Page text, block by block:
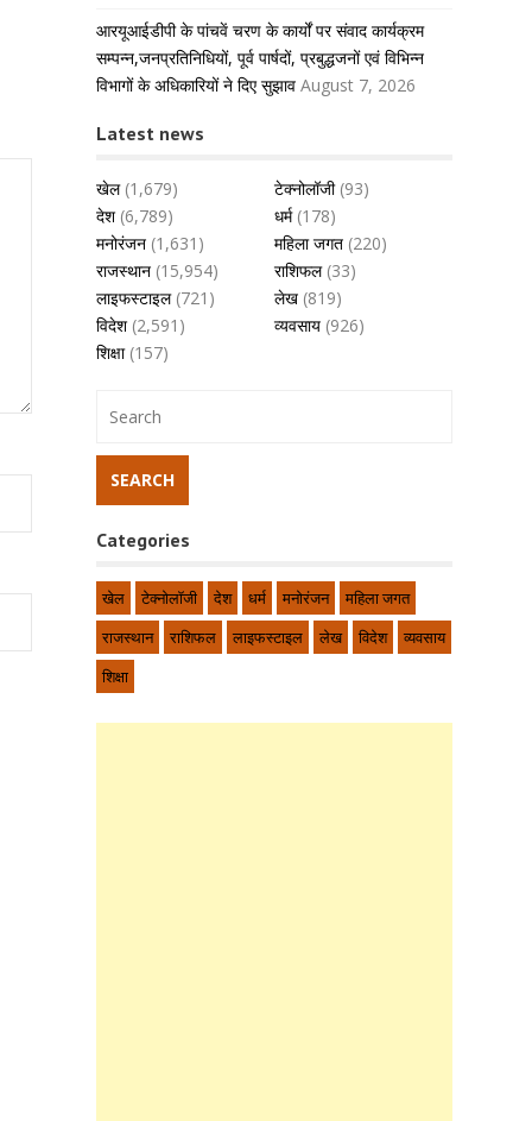
आरयूआईडीपी के पांचवें चरण के कार्यों पर संवाद कार्यक्रम
सम्पन्न,जनप्रतिनिधियों, पूर्व पार्षदों, प्रबुद्धजनों एवं विभिन्न
विभागों के अधिकारियों ने दिए सुझाव August 7, 2026
Latest news
खेल(1,679) टेक्नोलॉजी(93)
देश(6,789) धर्म(178)
मनोरंजन (1,631) महिला जगत (220)
राजस्थान (15,954) राशिफल(33)
लाइफस्टाइल(721) लेख (819)
विदेश(2,591) व्यवसाय (926)
शिक्षा(157)
Categories
खेल टेक्नोलॉजी देश धर्म मनोरंजन
महिला जगत
राजस्थान
राशिफल लाइफस्टाइल लेख विदेश
व्यवसाय
शिक्षा